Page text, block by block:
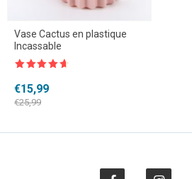
Vase Cactus en plastique
Incassable
€25,99
Le
prix
€15,99
Le
prix